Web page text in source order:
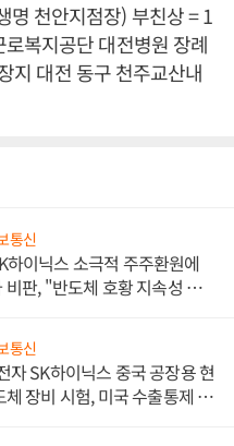
천안지점장) 부친상 = 1
복지공단 대전병원 장례
지 대전 동구 천주교산내
통신
하이닉스 소극적 주주환원에
비판, "반도체 호황 지속성 의
통신
자 SK하이닉스 중국 공장용 현
체 장비 시험, 미국 수출통제 대